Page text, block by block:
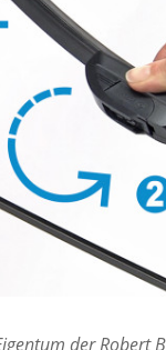
der Robert